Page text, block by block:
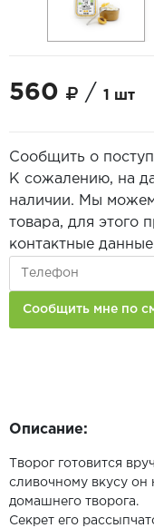
560 / 1 шт
Сообщить о
К сожалению, на
наличии. Мы
товара, для этого
контактные
Описание:
Творог готовится
сливочному вкусу он
домашнего творога.
Секрет его